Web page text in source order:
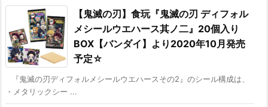
【鬼滅の刃】食玩『鬼滅の刃 ディフォル
メシールウエハース其ノ二』20個入り
BOX【バンダイ】より2020年10月発売
予定☆
『鬼滅の刃ディフォルメシールウエハースその2』のシール構成は、
・メタリックシー ...